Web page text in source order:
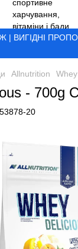
| ВИГІДНІ
Allnutrition
- 700g
20